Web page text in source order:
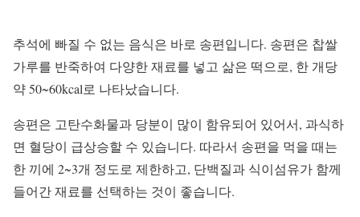
추석에 빠질 수 없는 음식은 바로 송편입니다. 송편은 찹쌀
가루를 반죽하여 다양한 재료를 넣고 삶은 떡으로, 한 개당
약 50~60kcal로 나타났습니다.
송편은 고탄수화물과 당분이 많이 함유되어 있어서, 과식하
면 혈당이 급상승할 수 있습니다. 따라서 송편을 먹을 때는
한 끼에 2~3개 정도로 제한하고, 단백질과 식이섬유가 함께
들어간 재료를 선택하는 것이 좋습니다.